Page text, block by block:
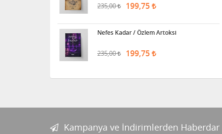
235,00 199,75
Nefes Kadar / Özlem Artoksi
235,00 199,75
Kampanya ve İndirimlerden Haberdar